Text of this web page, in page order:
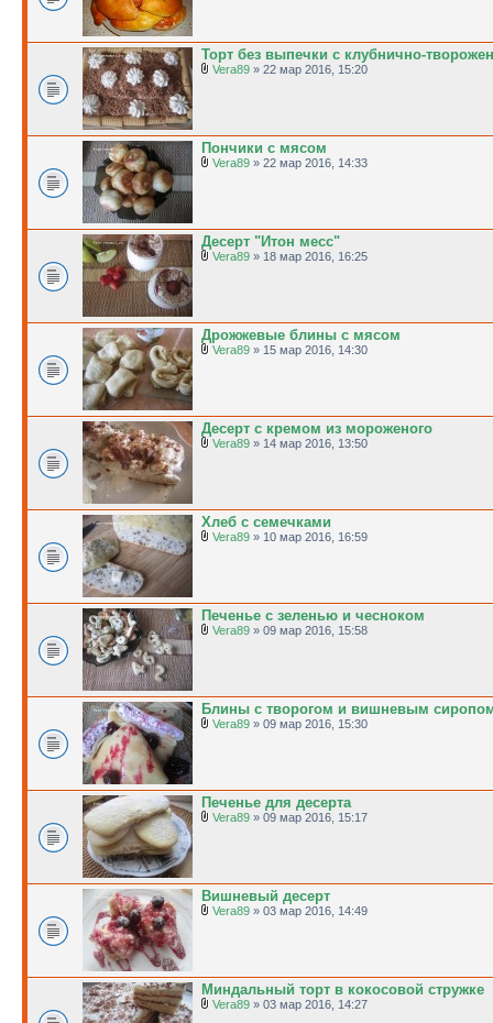
Торт без выпечки с клубнично-
Vera89 » 22 мар 2016, 15:20
Пончики с мясом
Vera89 » 22 мар 2016, 14:33
Десерт "Итон месс"
Vera89 » 18 мар 2016, 16:25
Дрожжевые блины с мясом
Vera89 » 15 мар 2016, 14:30
Десерт с кремом из мороженого
Vera89 » 14 мар 2016, 13:50
Хлеб с семечками
Vera89 » 10 мар 2016, 16:59
Печенье с зеленью и чесноком
Vera89 » 09 мар 2016, 15:58
Блины с творогом и вишневым
Vera89 » 09 мар 2016, 15:30
Печенье для десерта
Vera89 » 09 мар 2016, 15:17
Вишневый десерт
Vera89 » 03 мар 2016, 14:49
Миндальный торт в кокосовой стружке
Vera89 » 03 мар 2016, 14:27